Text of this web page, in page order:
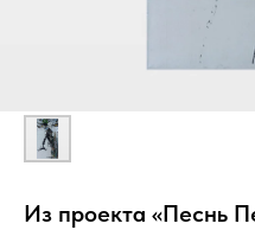
Из проекта «Песнь